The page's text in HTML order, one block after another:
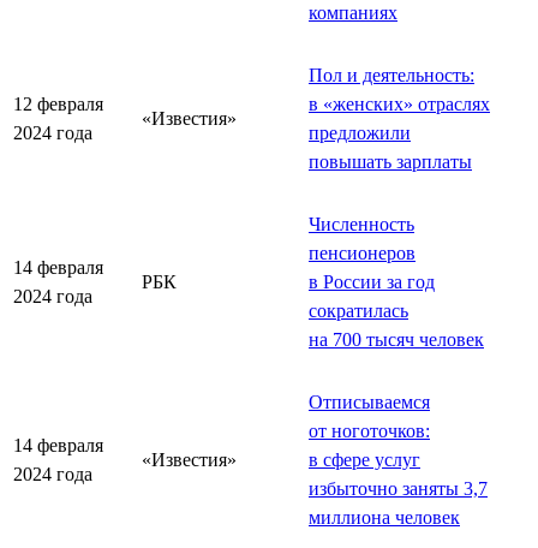
компаниях
12 февраля
2024 года
«Известия»
Пол и деятельность:
в «женских» отраслях
предложили
повышать зарплаты
14 февраля
2024 года
РБК
Численность
пенсионеров
в России за год
сократилась
на 700 тысяч человек
14 февраля
2024 года
«Известия»
Отписываемся
от ноготочков:
в сфере услуг
избыточно заняты 3,7
миллиона человек